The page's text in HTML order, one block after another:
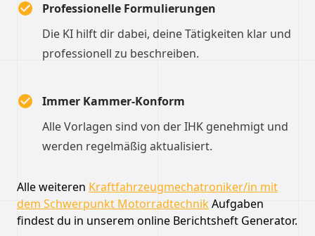
Professionelle Formulierungen
Die KI hilft dir dabei, deine Tätigkeiten klar und
professionell zu beschreiben.
Immer Kammer-Konform
Alle Vorlagen sind von der IHK genehmigt und
werden regelmäßig aktualisiert.
Alle weiteren Kraftfahrzeugmechatroniker/in mit
dem Schwerpunkt MotorradtechnikAufgaben
findest du in unserem online Berichtsheft Generator.